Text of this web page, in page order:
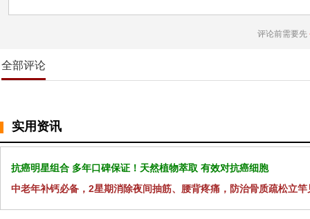
评论前需要先
全部评论
实用资讯
抗癌明星组合 多年口碑保证！天然植物萃取 有效对抗癌细胞
中老年补钙必备，2星期消除夜间抽筋、腰背疼痛，防治骨质疏松立竿